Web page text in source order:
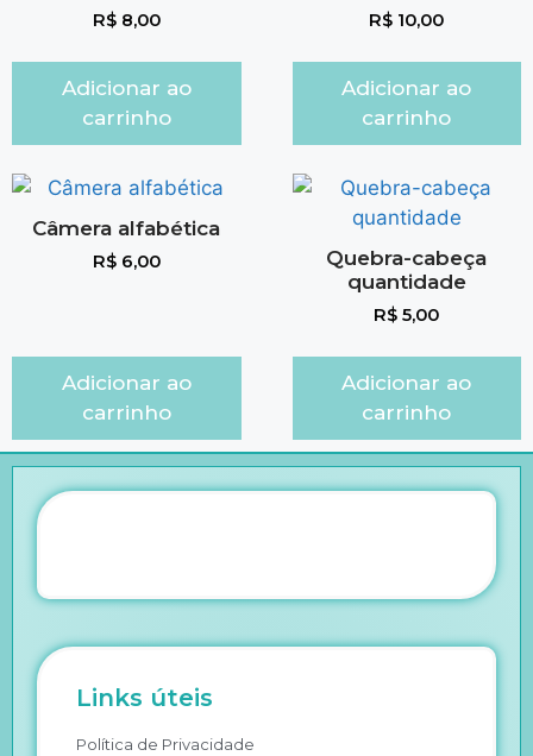
R$8,00
Adicionar ao
carrinho
R$ 10,00
Adicionar ao
carrinho
Câmera alfabética
R$6,00
Adicionar ao
carrinho
Quebra-cabeça
quantidade
R$ 5,00
Adicionar ao
carrinho
Links úteis
Política de Privacidade